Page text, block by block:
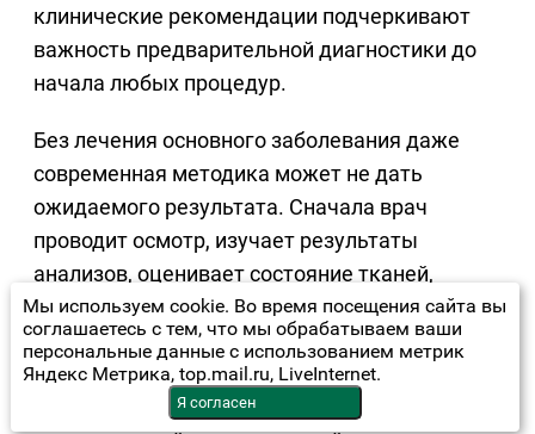
клинические рекомендации подчеркивают
важность предварительной диагностики до
начала любых процедур.
Без лечения основного заболевания даже
современная методика может не дать
ожидаемого результата. Сначала врач
проводит осмотр, изучает результаты
анализов, оценивает состояние тканей,
анатомические особенности, гормональный
фон и сопутствующие заболевания. И только
после этого подбирает подходящий вариант
коррекции — лазерный, радиоволновой,
Мы используем cookie. Во время посещения сайта вы
соглашаетесь с тем, что мы обрабатываем ваши
персональные данные с использованием метрик
Яндекс Метрика, top.mail.ru, LiveInternet.
Я согласен